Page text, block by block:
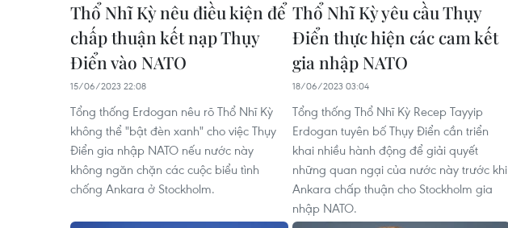
Thổ Nhĩ Kỳ nêu điều kiện để
chấp thuận kết nạp Thụy
Điển vào NATO
15/06/2023 22:08
Tổng thống Erdogan nêu rõ Thổ Nhĩ Kỳ
không thể "bật đèn xanh" cho việc Thụy
Điển gia nhập NATO nếu nước này
không ngăn chặn các cuộc biểu tình
chống Ankara ở Stockholm.
Thổ Nhĩ Kỳ yêu cầu Thụy
Điển thực hiện các cam kết
gia nhập NATO
18/06/2023 03:04
Tổng thống Thổ Nhĩ Kỳ Recep Tayyip
Erdogan tuyên bố Thụy Điển cần triển
khai nhiều hành động để giải quyết
những quan ngại của nước này trước khi
Ankara chấp thuận cho Stockholm gia
nhập NATO.